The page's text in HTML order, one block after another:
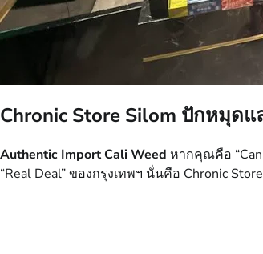
Chronic Store Silom ปักหมุด
Authentic Import Cali Weed หากคุณคือ
“Real Deal” ของกรุงเทพฯ นั่นคือ Chronic